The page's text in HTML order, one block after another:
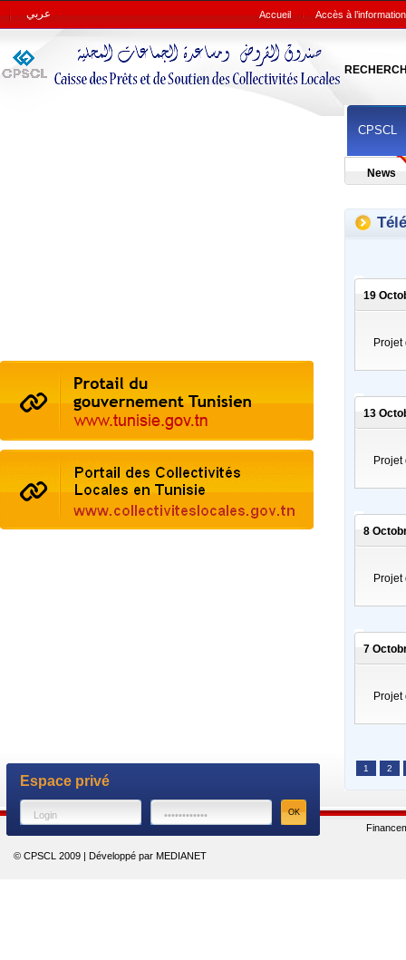
عربي Accueil Accès à l’information
CPSCL
News
19
13
8
7
1 2
Espace privé
© CPSCL 2009 | Développé par MEDIANET